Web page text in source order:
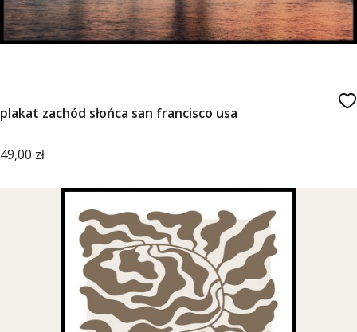
plakat zachód słońca san francisco usa
Cena
49,00 zł